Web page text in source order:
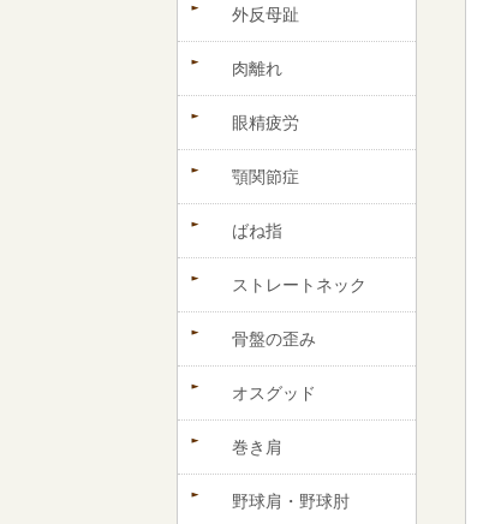
外反母趾
肉離れ
眼精疲労
顎関節症
ばね指
ストレートネック
骨盤の歪み
オスグッド
巻き肩
野球肩・野球肘